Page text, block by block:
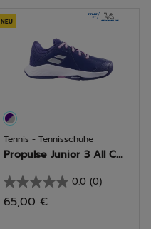
NEU
Tennis - Tennisschuhe
Propulse Junior 3 All C...
0.0 (0)
0.0
von
65,00 €